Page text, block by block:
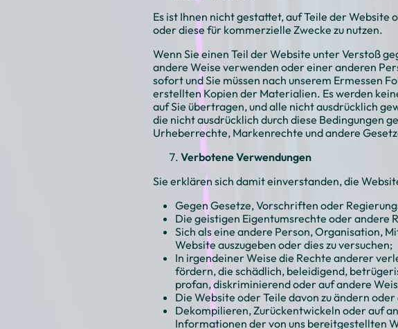
Es ist Ihnen nicht gestattet, auf Teile der
oder diese für kommerzielle Zwecke zu nutzen.
Wenn Sie einen Teil der Website unter Verstoß
andere Weise verwenden oder einer anderen
sofort und Sie müssen nach unserem Ermessen
erstellten Kopien der Materialien. Es werden
auf Sie übertragen, und alle nicht ausdrücklich
die nicht ausdrücklich durch diese Bedingungen
Urheberrechte, Markenrechte und andere
Verbotene Verwendungen
Sie erklären sich damit einverstanden, die
Gegen Gesetze, Vorschriften oder
Die geistigen Eigentumsrechte oder andere
Sich als eine andere Person, Organisation,
Website auszugeben oder dies zu versuchen;
In irgendeiner Weise die Rechte anderer
fördern, die schädlich, beleidigend,
profan, diskriminierend oder auf andere
Die Website oder Teile davon zu ändern
Dekompilieren, Zurückentwickeln oder auf
Informationen der von uns bereitgestellten